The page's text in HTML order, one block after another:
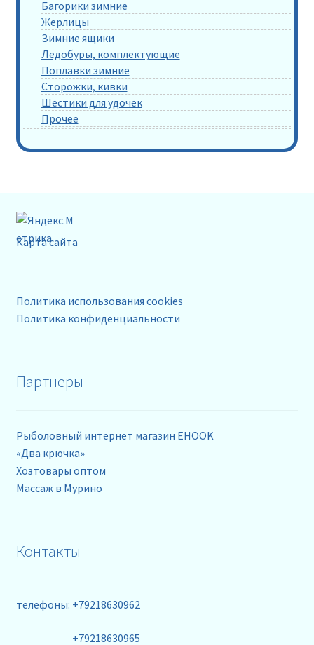
Багорики зимние
Жерлицы
Зимние ящики
Ледобуры, комплектующие
Поплавки зимние
Сторожки, кивки
Шестики для удочек
Прочее
Карта сайта
Политика использования cookies
Политика конфиденциальности
Партнеры
Рыболовный интернет магазин EHOOK
«Два крючка»
Хозтовары оптом
Массаж в Мурино
Контакты
телефоны: +79218630962
+79218630965